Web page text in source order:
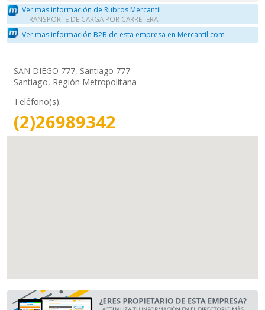
Ver mas información de Rubros Mercantil
TRANSPORTE DE CARGA POR CARRETERA
Ver mas información B2B de esta empresa en Mercantil.com
SAN DIEGO 777, Santiago 777
Santiago, Región Metropolitana
Teléfono(s):
(2)26989342